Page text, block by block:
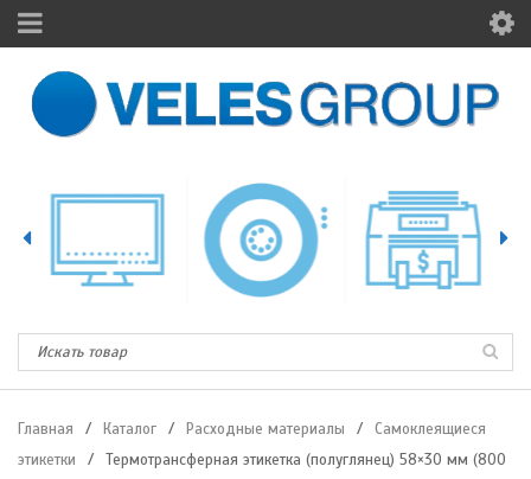
Главная / Каталог / Расходные материалы /
Самоклеящиеся
этикетки
/
Термотрансферная этикетка (полуглянец) 58×30 мм (800